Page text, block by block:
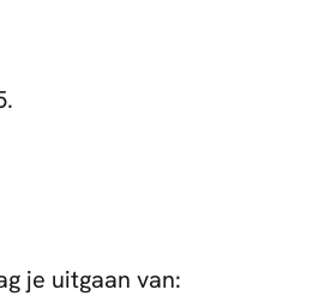
je uitgaan van: